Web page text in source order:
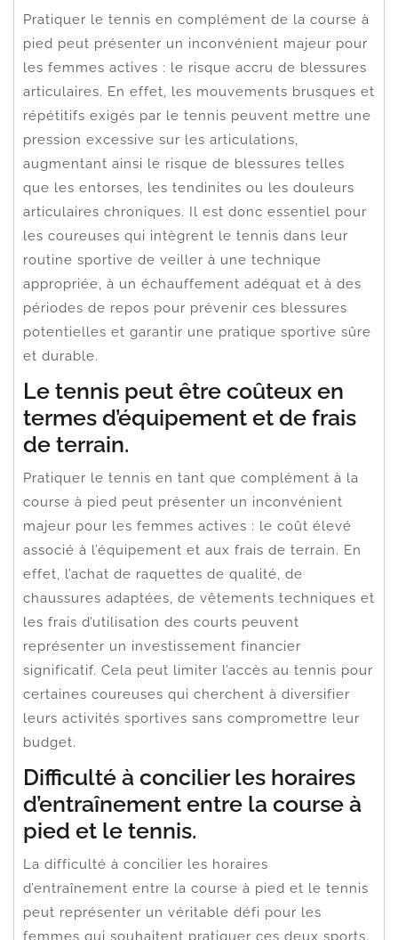
Pratiquer le tennis en complément de la course à
pied peut présenter un inconvénient majeur pour
les femmes actives : le risque accru de blessures
articulaires. En effet, les mouvements brusques et
répétitifs exigés par le tennis peuvent mettre une
pression excessive sur les articulations,
augmentant ainsi le risque de blessures telles
que les entorses, les tendinites ou les douleurs
articulaires chroniques. Il est donc essentiel pour
les coureuses qui intègrent le tennis dans leur
routine sportive de veiller à une technique
appropriée, à un échauffement adéquat et à des
périodes de repos pour prévenir ces blessures
potentielles et garantir une pratique sportive sûre
et durable.
Le tennis peut être coûteux en
termes d’équipement et de frais
de terrain.
Pratiquer le tennis en tant que complément à la
course à pied peut présenter un inconvénient
majeur pour les femmes actives : le coût élevé
associé à l’équipement et aux frais de terrain. En
effet, l’achat de raquettes de qualité, de
chaussures adaptées, de vêtements techniques et
les frais d’utilisation des courts peuvent
représenter un investissement financier
significatif. Cela peut limiter l’accès au tennis pour
certaines coureuses qui cherchent à diversifier
leurs activités sportives sans compromettre leur
budget.
Difficulté à concilier les horaires
d’entraînement entre la course à
pied et le tennis.
La difficulté à concilier les horaires
d’entraînement entre la course à pied et le tennis
peut représenter un véritable défi pour les
femmes qui souhaitent pratiquer ces deux sports.